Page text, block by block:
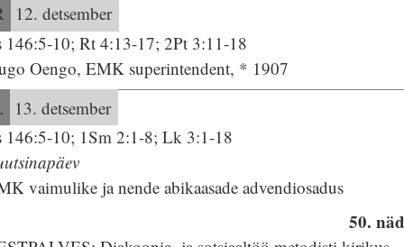
12. detsember
146:5-10; Rt 4:13-17; 2Pt 3:11-18
Oengo, EMK superintendent, * 1907
13. detsember
146:5-10; 1Sm 2:1-8; Lk 3:1-18
vaimulike ja nende abikaasade advendiosadus
50.